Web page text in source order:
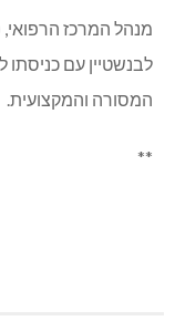
מנהל המרכז
לבנשטיין עם כניסתו
המסורה והמקצועית.
**